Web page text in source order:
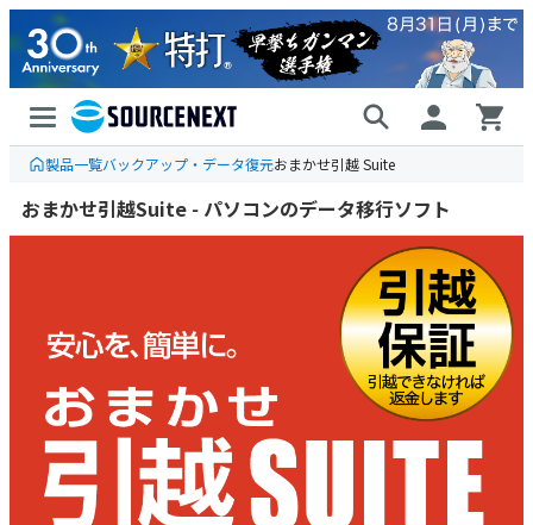
製品一覧バックアップ・データ復元おまかせ引越 Suite
おまかせ引越Suite - パソコンのデータ移行ソフト